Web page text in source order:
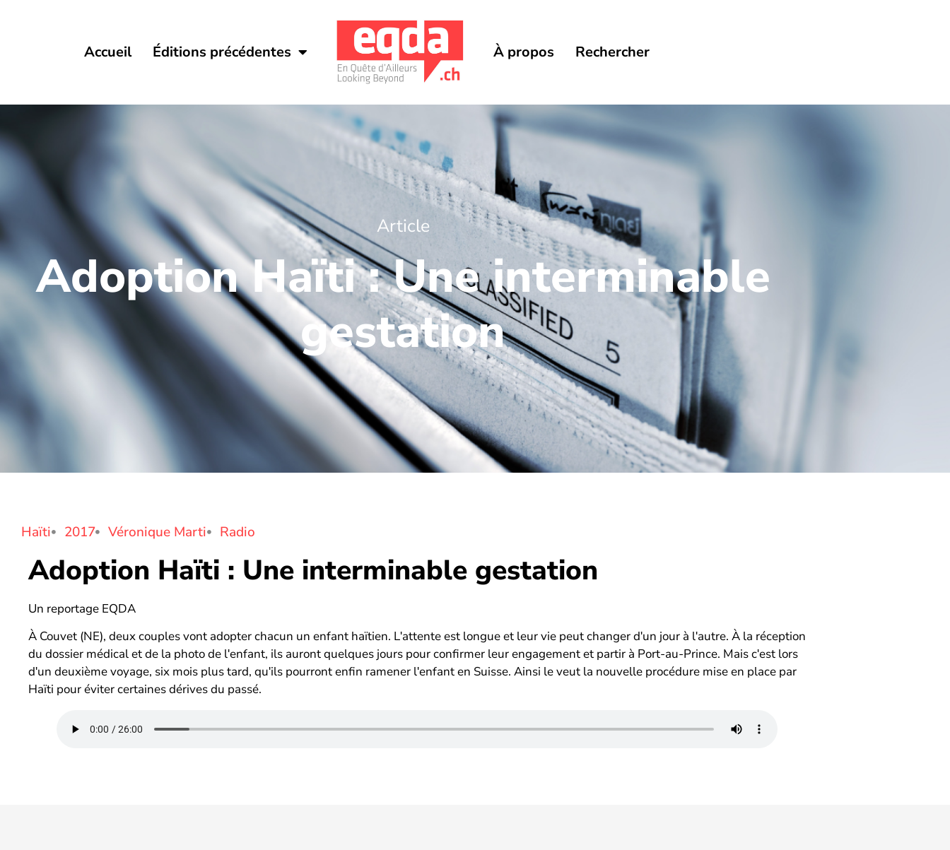
Accueil Éditions précédentes À propos Rechercher
Article
Adoption Haïti : Une interminable
gestation
Haïti 2017 Véronique Marti Radio
Adoption Haïti : Une interminable gestation
Un reportage EQDA
À Couvet (NE), deux couples vont adopter chacun un enfant haïtien. Lʹattente est longue et leur vie peut changer dʹun jour à lʹautre. À la réception
du dossier médical et de la photo de lʹenfant, ils auront quelques jours pour confirmer leur engagement et partir à Port-au-Prince. Mais cʹest lors
dʹun deuxième voyage, six mois plus tard, quʹils pourront enfin ramener lʹenfant en Suisse. Ainsi le veut la nouvelle procédure mise en place par
Haïti pour éviter certaines dérives du passé.